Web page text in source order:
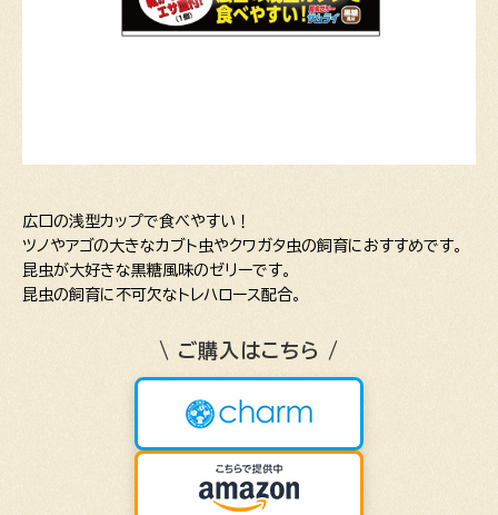
広口の浅型カップで食べやすい！
ツノやアゴの大きなカブト虫やクワガタ虫の飼育におすすめです。
昆虫が大好きな黒糖風味のゼリーです。
昆虫の飼育に不可欠なトレハロース配合。
\ ご購入はこちら /